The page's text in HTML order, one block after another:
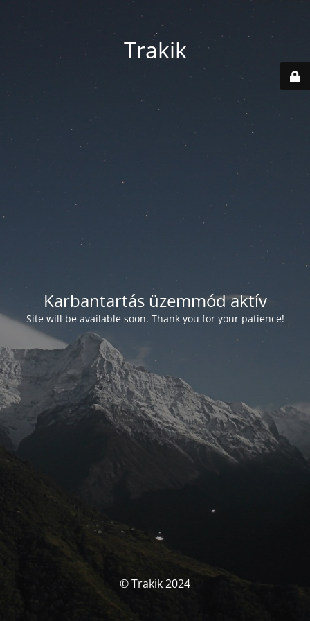
Trakik
Karbantartás üzemmód aktív
Site will be available soon. Thank you for your patience!
© Trakik 2024